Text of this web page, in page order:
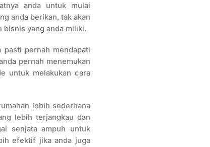
anda untuk mulai
anda berikan, tak akan
bisnis yang anda miliki.
pasti pernah mendapati
pernah menemukan
untuk melakukan cara
lebih sederhana
lebih terjangkau dan
senjata ampuh untuk
efektif jika anda juga